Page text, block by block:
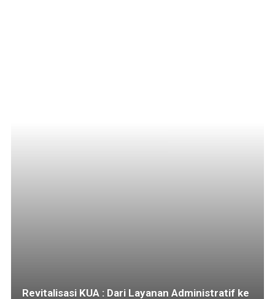
Revitalisasi KUA : Dari Layanan Administratif ke